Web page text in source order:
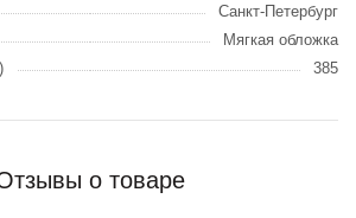
Санкт-Петербург
Мягкая обложка
385
о товаре